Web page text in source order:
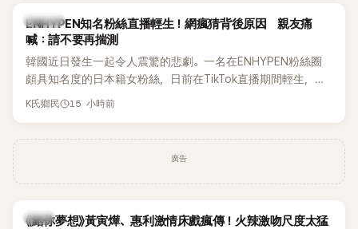
K-POP
ENHYPEN知名粉絲直播輕生！網瘋猜背後原因 親友痛
喊：請不要再揣測
韓國近日發生一起令人震驚的悲劇。一名在ENHYPEN粉絲圈
頗具知名度的日本籍女粉絲，日前在TikTok直播期間輕生，最
終不幸身亡，消息曝光後震驚韓網，也讓不少粉絲湧入社群平
K氏鄉民 15 小時前
廣告
韓劇
《給你夢想》黃寅燁、惠利激情床戲瘋傳！火辣激吻尺度太猛